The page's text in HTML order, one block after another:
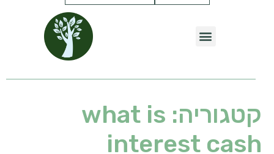
קטגוריה: what is
interest cash